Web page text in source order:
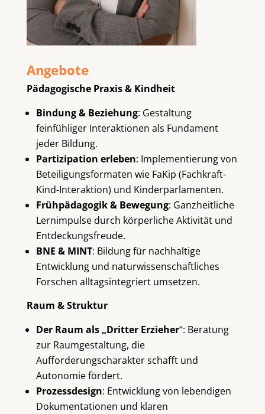
Angebote
Pädagogische Praxis & Kindheit
Bindung & Beziehung: Gestaltung
feinfühliger Interaktionen als Fundament
jeder Bildung.
Partizipation erleben: Implementierung von
Beteiligungsformaten wie FaKip (Fachkraft-
Kind-Interaktion) und Kinderparlamenten.
Frühpädagogik & Bewegung: Ganzheitliche
Lernimpulse durch körperliche Aktivität und
Entdeckungsfreude.
BNE & MINT: Bildung für nachhaltige
Entwicklung und naturwissenschaftliches
Forschen alltagsintegriert umsetzen.
Raum & Struktur
Der Raum als „Dritter Erzieher“: Beratung
zur Raumgestaltung, die
Aufforderungscharakter schafft und
Autonomie fördert.
Prozessdesign: Entwicklung von lebendigen
Dokumentationen und klaren